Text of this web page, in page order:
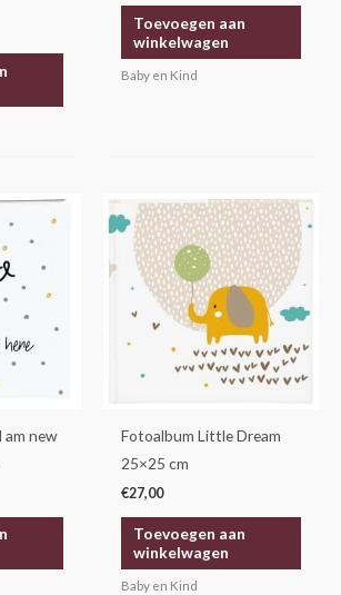
Toevoegen aan
winkelwagen
Baby en Kind
am new
Fotoalbum Little Dream
25×25 cm
€27,00
Toevoegen aan
winkelwagen
Baby en Kind